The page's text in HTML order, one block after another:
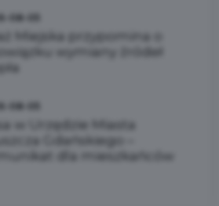
08-05
Miejska przypomina o
wymiany źródeł
08-05
w Urzędzie Miasta
Gdańskiego –
dla mieszkańców